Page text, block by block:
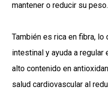
mantener o reducir su peso.
También es rica en fibra, lo
intestinal y ayuda a
alto contenido en
salud cardiovascular al